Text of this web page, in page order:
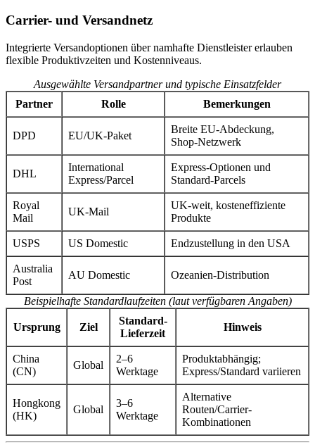
Carrier- und Versandnetz
Integrierte Versandoptionen über namhafte Dienstleister erlauben
flexible Produktivzeiten und Kostenniveaus.
Ausgewählte Versandpartner und typische Einsatzfelder
Partner
Rolle Bemerkungen
DPD EU/UK-Paket
Breite EU-Abdeckung,
Shop-Netzwerk
DHL
International
Express/Parcel
Express-Optionen und
Standard-Parcels
Royal
Mail
UK-Mail
UK-weit, kosteneffiziente
Produkte
USPS US Domestic Endzustellung in den USA
Australia
Post
AU Domestic Ozeanien-Distribution
Beispielhafte Standardlaufzeiten (laut verfügbaren Angaben)
Ursprung Ziel
Standard-
Lieferzeit
Hinweis
China
(CN)
Global
2–6
Werktage
Produktabhängig;
Express/Standard variieren
Hongkong
(HK)
Global
3–6
Werktage
Alternative
Routen/Carrier-
Kombinationen